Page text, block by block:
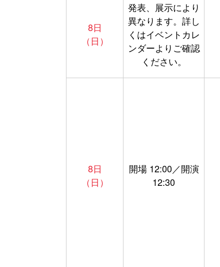
8日
（日）
発表、展示により
異なります。詳し
くはイベントカレ
ンダーよりご確認
ください。
8日
（日）
開場 12:00／開演
12:30